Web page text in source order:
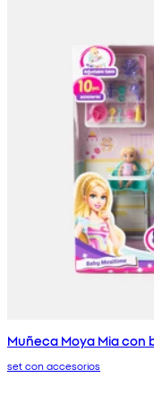
Muñeca Moya Mia con
set con accesorios